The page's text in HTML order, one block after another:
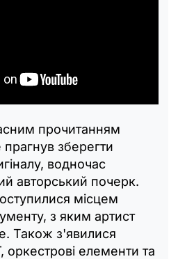
прочитанням
зберегти
водночас
авторський почерк.
місцем
з яким артист
Також з'явилися
оркестрові елементи та